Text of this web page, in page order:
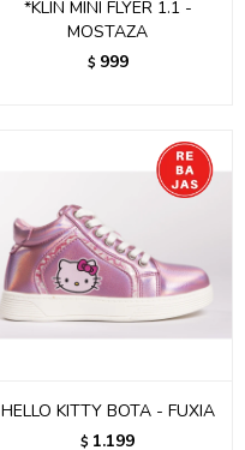
*KLIN MINI FLYER 1.1 -
MOSTAZA
$ 999
HELLO KITTY BOTA - FUXIA
$ 1.199